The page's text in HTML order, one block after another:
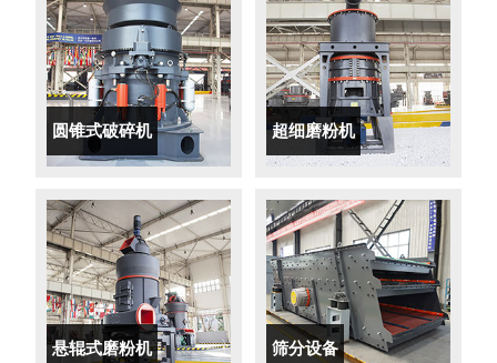
圆锥式破碎机 超细磨粉机
悬辊式磨粉机 筛分设备